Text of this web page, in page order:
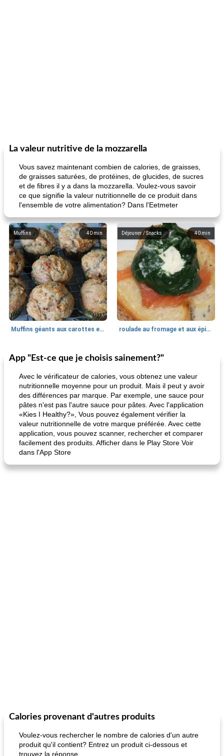
La valeur nutritive de la mozzarella
Vous savez maintenant combien de calories, de graisses,
de graisses saturées, de protéines, de glucides, de sucres
et de fibres il y a dans la mozzarella. Voulez-vous savoir
ce que signifie la valeur nutritionnelle de ce produit dans
l'ensemble de votre alimentation? Dans l'Eetmeter
40 min
Muffins
Muffins géants aux carottes et à la banane de Nif
40 min
Déjeuner / Snacks
roulade au fromage et aux épinards
30min
Marques de confiance: recettes et
astuces
fiesta tostadas
Viande et volaille
App "Est-ce que je choisis sainement?"
Avec le vérificateur de calories, vous obtenez une valeur
nutritionnelle moyenne pour un produit. Mais il peut y avoir
des différences par marque. Par exemple, une sauce pour
pâtes n'est pas l'autre sauce pour pâtes. Avec l'application
«Kies I Healthy?», Vous pouvez également vérifier la
valeur nutritionnelle de votre marque préférée. Avec cette
application, vous pouvez scanner, rechercher et comparer
facilement des produits. Afficher dans le Play Store Voir
dans l'App Store
Calories provenant d'autres produits
Voulez-vous rechercher le nombre de calories d'un autre
produit qu'il contient? Entrez un produit ci-dessous et
trouvez la réponse.